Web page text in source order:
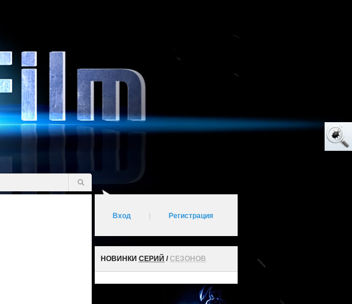
Вход Регистрация
НОВИНКИ СЕРИЙ /СЕЗОНОВ